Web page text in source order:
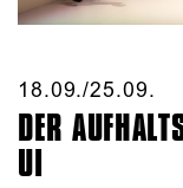
18.09./​25.09.​
DER
UI